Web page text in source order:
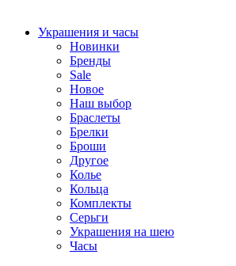
Украшения и часы
Новинки
Бренды
Sale
Новое
Наш выбор
Браслеты
Брелки
Броши
Другое
Колье
Кольца
Комплекты
Серьги
Украшения на шею
Часы